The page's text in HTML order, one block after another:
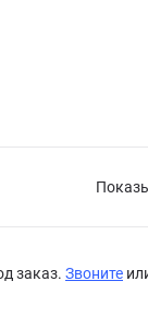
заказ. Звоните